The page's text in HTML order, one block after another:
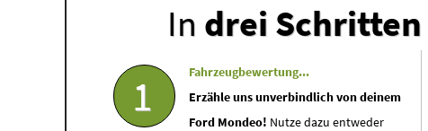
In drei Schritten
1
Fahrzeugbewertung...
Erzähle uns unverbindlich von deinem
Ford Mondeo! Nutze dazu entweder